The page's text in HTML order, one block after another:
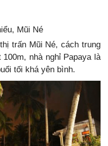
Mũi Né
trấn Mũi Né, cách trung
nhà nghỉ Papaya là
tối khá yên bình.